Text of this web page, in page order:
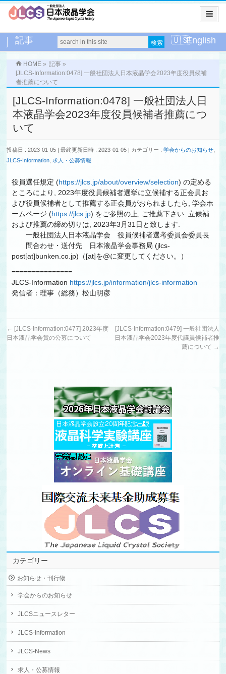
記事 English
HOME » 記事 »
[JLCS-Information:0478] 一般社団法人日本液晶学会2023年度役員候補
者推薦について
[JLCS-Information:0478] 一般社団法人日
本液晶学会2023年度役員候補者推薦につ
いて
投稿日 : 2023-01-05 最終更新日時 : 2023-01-05 カテゴリー :学会からのお知らせ
JLCS-Information ,求人・公募情報
役員選任規定 (https://jlcs.jp/about/overview/selection) の定める
ところにより, 2023年度役員候補者選挙に立候補する正会員お
よび役員候補者として推薦する正会員がおられましたら, 学会ホ
ームページ (https://jlcs.jp) をご参照の上, ご推薦下さい. 立候補
および推薦の締め切りは, 2023年3月31日と致します.
一般社団法人日本液晶学会 役員候補者選考委員会委員長
問合わせ・送付先 日本液晶学会事務局 (jlcs-
post[at]bunken.co.jp)（[at]を@に変更してください。）
===============
JLCS-Information https://jlcs.jp/information/jlcs-information
発信者：理事（総務）松山明彦
← [JLCS-Information:0477] 2023年度
日本液晶学会賞の公募について
[JLCS-Information:0479] 一般社団法人
日本液晶学会2023年度代議員候補者推
薦について →
カテゴリー
お知らせ・刊行物
学会からのお知らせ
JLCSニュースレター
JLCS-Information
JLCS-News
求人・公募情報